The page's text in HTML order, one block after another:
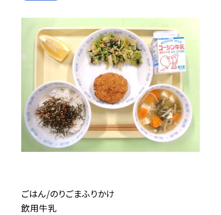
ごはん/のりごまふりかけ
飲用牛乳